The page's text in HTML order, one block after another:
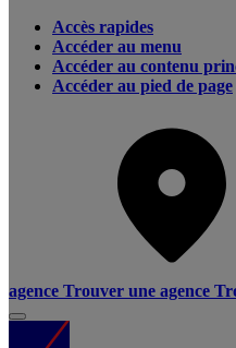
Accès rapides
Accéder au menu
Accéder au contenu
Accéder au pied de page
agence Trouver une agence